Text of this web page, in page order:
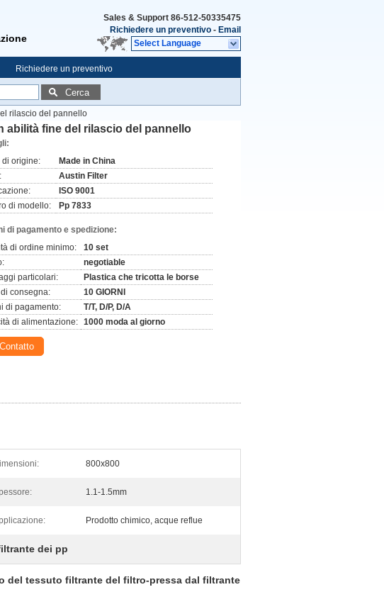
Sales & Support 86-512-50335475
Richiedere un preventivo - Email
Select Language
Richiedere un preventivo
Cerca
rilascio del pannello
abilità fine del rilascio del pannello
di origine:
Made in China
Austin Filter
ISO 9001
di modello:
Pp 7833
di pagamento e spedizione:
di ordine minimo:
10 set
negotiable
particolari:
Plastica che tricotta le borse
consegna:
10 GIORNI
di pagamento:
T/T, D/P, D/A
di alimentazione: 1000 moda al giorno
Contatto
800x800
1.1-1.5mm
Prodotto chimico, acque reflue
dei pp
del tessuto filtrante del filtro-pressa dal filtrante